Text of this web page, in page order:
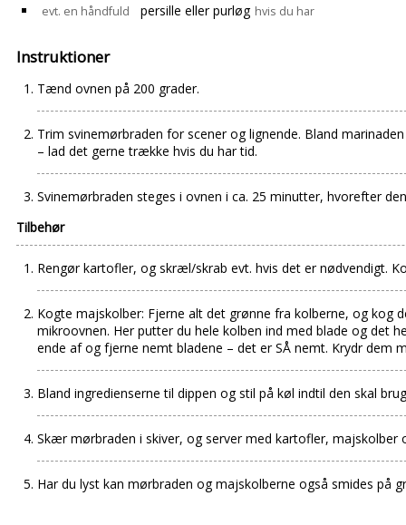
evt. en håndfuld persille eller purløg hvis du har
Instruktioner
Tænd ovnen på 200 grader.
Trim svinemørbraden for scener og lignende. Bland
– lad det gerne trække hvis du har tid.
Svinemørbraden steges i ovnen i ca. 25 minutter, hvorefter
Tilbehør
Rengør kartofler, og skræl/skrab evt. hvis det er nødvendigt.
Kogte majskolber: Fjerne alt det grønne fra kolberne, og kog
mikroovnen. Her putter du hele kolben ind med blade og det
ende af og fjerne nemt bladene – det er SÅ nemt. Krydr dem
Bland ingredienserne til dippen og stil på køl indtil den skal
Skær mørbraden i skiver, og server med kartofler, majskolber
Har du lyst kan mørbraden og majskolberne også smides på